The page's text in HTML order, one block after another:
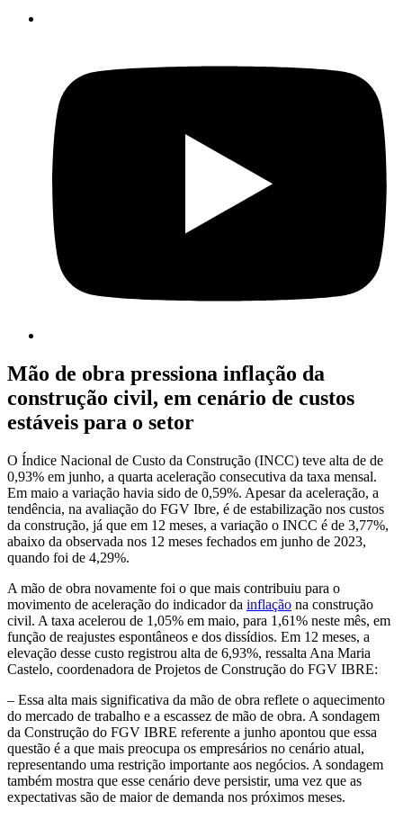
Mão de obra pressiona inflação da
construção civil, em cenário de custos
estáveis para o setor
O Índice Nacional de Custo da Construção (INCC) teve alta de de
0,93% em junho, a quarta aceleração consecutiva da taxa mensal.
Em maio a variação havia sido de 0,59%. Apesar da aceleração, a
tendência, na avaliação do FGV Ibre, é de estabilização nos custos
da construção, já que em 12 meses, a variação o INCC é de 3,77%,
abaixo da observada nos 12 meses fechados em junho de 2023,
quando foi de 4,29%.
A mão de obra novamente foi o que mais contribuiu para o
movimento de aceleração do indicador da inflação na construção
civil. A taxa acelerou de 1,05% em maio, para 1,61% neste mês, em
função de reajustes espontâneos e dos dissídios. Em 12 meses, a
elevação desse custo registrou alta de 6,93%, ressalta Ana Maria
Castelo, coordenadora de Projetos de Construção do FGV IBRE:
– Essa alta mais significativa da mão de obra reflete o aquecimento
do mercado de trabalho e a escassez de mão de obra. A sondagem
da Construção do FGV IBRE referente a junho apontou que essa
questão é a que mais preocupa os empresários no cenário atual,
representando uma restrição importante aos negócios. A sondagem
também mostra que esse cenário deve persistir, uma vez que as
expectativas são de maior de demanda nos próximos meses.